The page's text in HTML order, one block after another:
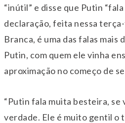
“inútil” e disse que Putin
declaração, feita nessa
Branca, é uma das falas mais
Putin, com quem ele vinha
aproximação no começo de
“Putin fala muita besteira, se
verdade. Ele é muito gentil o